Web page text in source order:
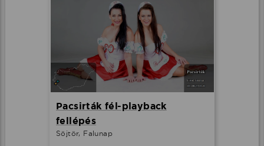
Pacsirták fél-playback
fellépés
Söjtör, Falunap